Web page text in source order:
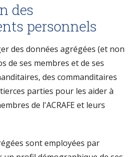
des
personnels
des données agrégées (et non
de ses membres et de ses
des commanditaires
parties pour les aider à
de l'ACRAFE et leurs
sont employées par